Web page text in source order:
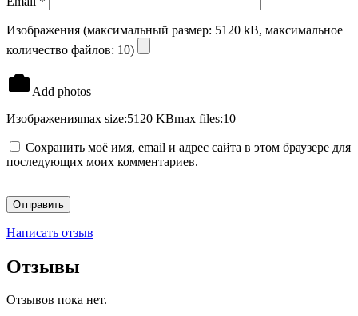
Изображения (максимальный размер: 5120 kB, максимальное
количество файлов: 10)
Add photos
Изображенияmax size:5120 KBmax files:10
Сохранить моё имя, email и адрес сайта в этом браузере для
последующих моих комментариев.
Написать отзыв
Отзывы
Отзывов пока нет.